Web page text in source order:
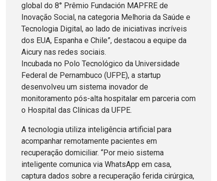
global do 8° Prêmio Fundación MAPFRE de
Inovação Social, na categoria Melhoria da Saúde e
Tecnologia Digital, ao lado de iniciativas incríveis
dos EUA, Espanha e Chile”, destacou a equipe da
Aicury nas redes sociais.
Incubada no Polo Tecnológico da Universidade
Federal de Pernambuco (UFPE), a startup
desenvolveu um sistema inovador de
monitoramento pós-alta hospitalar em parceria com
o Hospital das Clínicas da UFPE.
A tecnologia utiliza inteligência artificial para
acompanhar remotamente pacientes em
recuperação domiciliar. “Por meio sistema
inteligente comunica via WhatsApp em casa,
captura dados sobre a recuperação ferida cirúrgica,